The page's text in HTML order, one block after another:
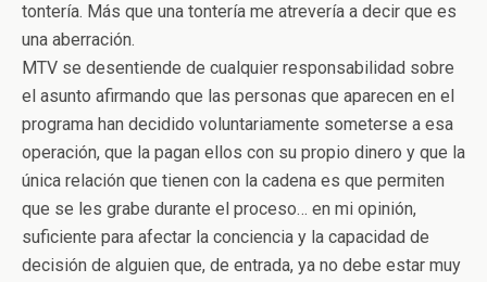
tontería. Más que una tontería me atrevería a decir que es
una aberración.
MTV se desentiende de cualquier responsabilidad sobre
el asunto afirmando que las personas que aparecen en el
programa han decidido voluntariamente someterse a esa
operación, que la pagan ellos con su propio dinero y que la
única relación que tienen con la cadena es que permiten
que se les grabe durante el proceso… en mi opinión,
suficiente para afectar la conciencia y la capacidad de
decisión de alguien que, de entrada, ya no debe estar muy